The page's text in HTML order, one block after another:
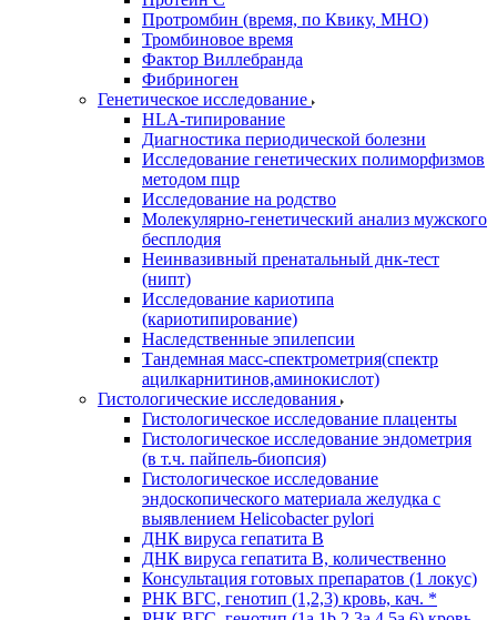
Протромбин (время, по Квику, МНО)
Тромбиновое время
Фактор Виллебранда
Фибриноген
Генетическое исследование
HLA-типирование
Диагностика периодической болезни
Исследование генетических полиморфизмов
методом пцр
Исследование на родство
Молекулярно-генетический анализ мужского
бесплодия
Неинвазивный пренатальный днк-тест
(нипт)
Исследование кариотипа
(кариотипирование)
Наследственные эпилепсии
Тандемная масс-спектрометрия(спектр
ацилкарнитинов,аминокислот)
Гистологические исследования
Гистологическое исследование плаценты
Гистологическое исследование эндометрия
(в т.ч. пайпель-биопсия)
Гистологическое исследование
эндоскопического материала желудка с
выявлением Helicobacter pylori
ДНК вируса гепатита B
ДНК вируса гепатита B, количественно
Консультация готовых препаратов (1 локус)
РНК ВГC, генотип (1,2,3) кровь, кач. *